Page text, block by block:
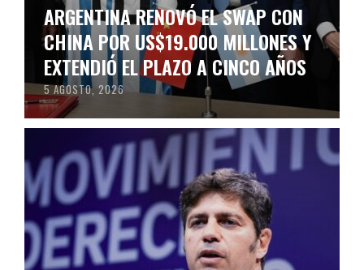
ARGENTINA RENOVÓ EL SWAP CON
CHINA POR US$19.000 MILLONES Y
EXTENDIÓ EL PLAZO A CINCO AÑOS
5 AGOSTO, 2026